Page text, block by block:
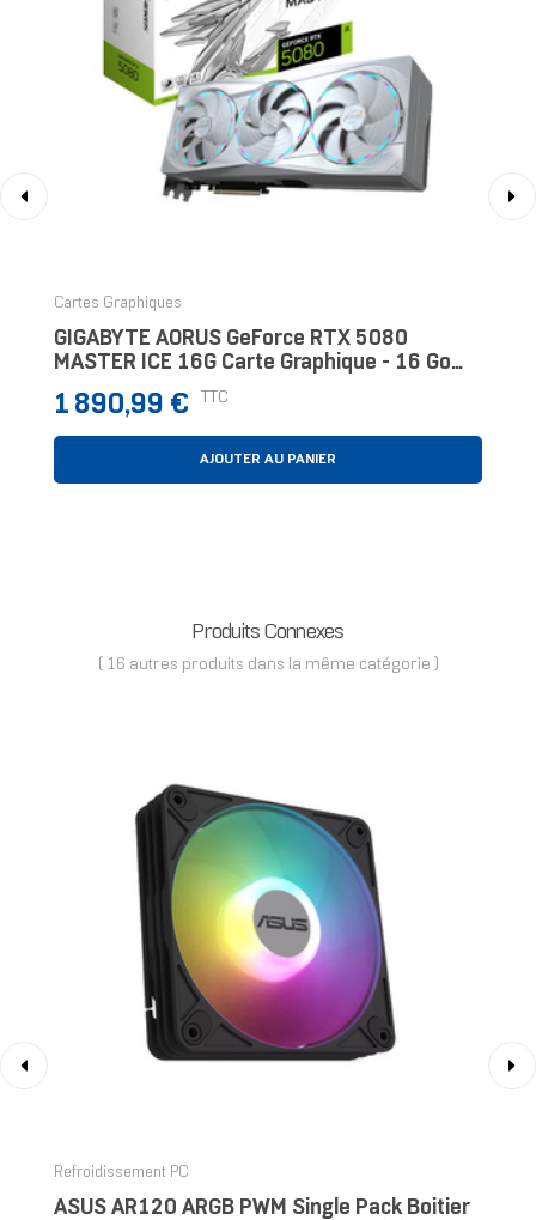
Cartes Graphiques
GIGABYTE AORUS GeForce RTX 5080
MASTER ICE 16G Carte Graphique - 16 Go
GDDR7, 256 Bits, PCI-E 5.0, 2805MHz Core
Clock, 3 X DP 2.
Prix
1 890,99 € TTC
AJOUTER AU PANIER
Produits Connexes
( 16 autres produits dans la même catégorie )
Refroidissement PC
ASUS AR120 ARGB PWM Single Pack Boitier